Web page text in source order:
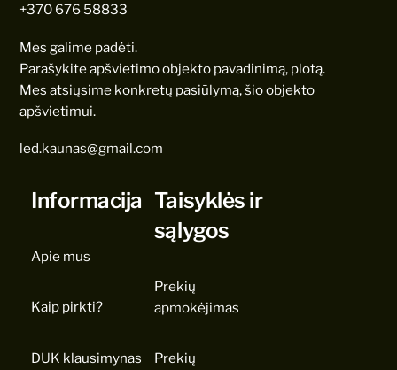
+370 676 58833
Mes galime padėti.
Parašykite apšvietimo objekto pavadinimą, plotą.
Mes atsiųsime konkretų pasiūlymą, šio objekto
apšvietimui.
led.kaunas@gmail.com
Informacija
Apie mus
Kaip pirkti?
DUK klausimynas
Taisyklės ir
sąlygos
Prekių
apmokėjimas
Prekių